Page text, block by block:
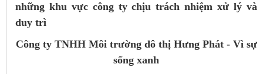
những khu vực công ty chịu trách nhiệm xử lý và
duy trì
Công ty TNHH Môi trường đô thị Hưng Phát - Vì sự
sống xanh